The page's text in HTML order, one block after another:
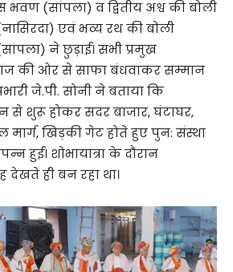
भवण (सांपला) व द्वितीय अश्व की बोली
एवं भव्य रथ की बोली
ने छुड़ाई। सभी प्रमुख
की ओर से साफा बंधवाकर सम्मान
जे.पी. सोनी ने बताया कि
से शुरू होकर सदर बाजार, घंटाघर,
खिड़की गेट होते हुए पुन: संस्था
हुई। शोभायात्रा के दौरान
देखते ही बन रहा था।